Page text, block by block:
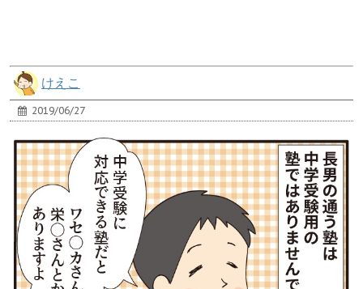
けえこ
2019/06/27